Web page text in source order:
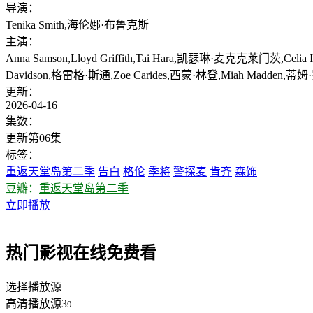
导演：
Tenika Smith,海伦娜·布鲁克斯
主演：
Anna Samson,Lloyd Griffith,Tai Hara,凯瑟琳·麦克克莱门茨
Davidson,格雷格·斯通,Zoe Carides,西蒙·林登,Miah Madden,蒂
更新：
2026-04-16
集数：
更新第06集
标签：
重返天堂岛第二季 告白 格伦 季将 警探麦 肯齐 森饰
豆瓣： 重返天堂岛第二季
立即播放
热门影视在线免费看
选择播放源
高清播放源39